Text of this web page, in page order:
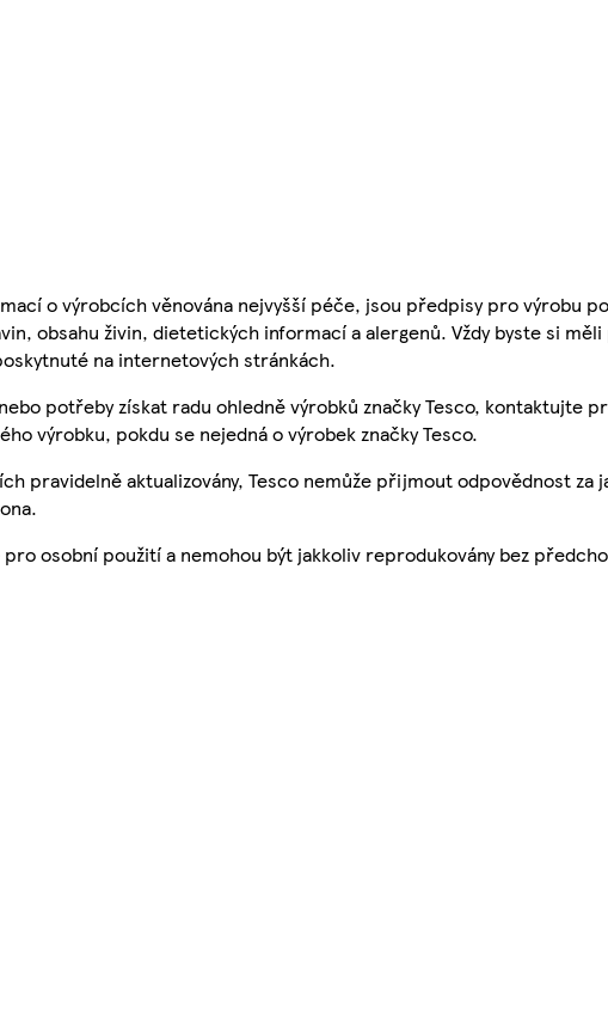
o výrobcích věnována nejvyšší péče, jsou předpisy pro výrobu
obsahu živin, dietetických informací a alergenů. Vždy byste si
na internetových stránkách.
potřeby získat radu ohledně výrobků značky Tesco, kontaktujte
výrobku, pokdu se nejedná o výrobek značky Tesco.
pravidelně aktualizovány, Tesco nemůže přijmout odpovědnost za
osobní použití a nemohou být jakkoliv reprodukovány bez